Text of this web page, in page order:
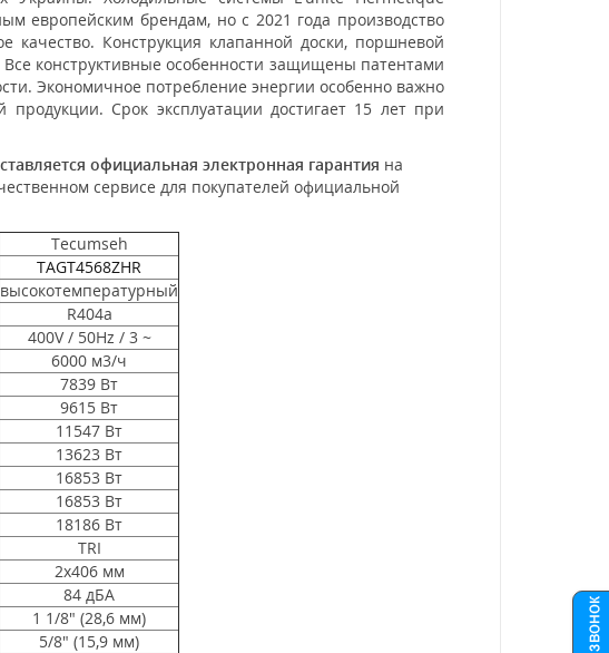
европейским брендам, но с 2021 года производство
Конструкция клапанной доски, поршневой
конструктивные особенности защищены патентами
Экономичное потребление энергии особенно важно
Срок эксплуатации достигает 15 лет при
официальная электронная гарантия на
сервисе для покупателей официальной
Tecumseh
TAGT4568ZHR
высокотемпературный
R404a
400V / 50Hz / 3 ~
6000 м3/ч
7839 Вт
9615 Вт
11547 Вт
13623 Вт
16853 Вт
16853 Вт
18186 Вт
TRI
2х406 мм
84 дБА
1 1/8" (28,6 мм)
5/8" (15,9 мм)